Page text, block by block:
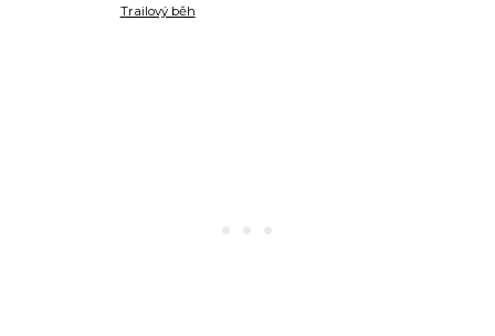
Trailový běh